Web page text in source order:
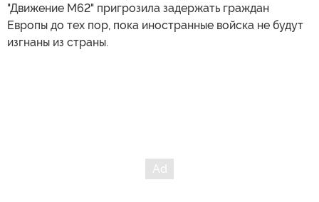
"Движение M62" пригрозила задержать граждан
Европы до тех пор, пока иностранные войска не будут
изгнаны из страны.